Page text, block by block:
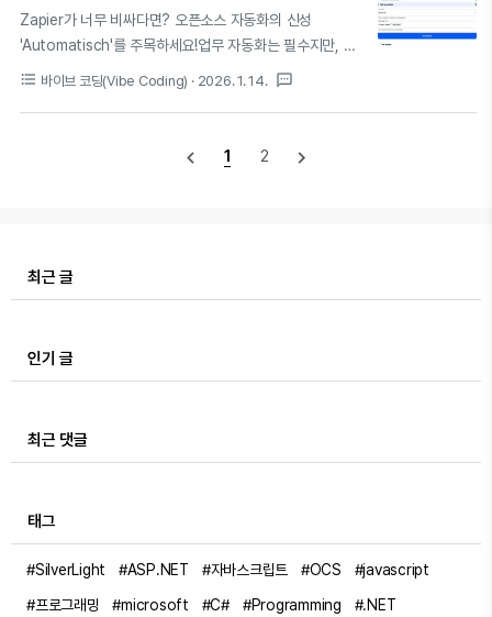
담긴 글을 바탕으로 실제 작동하는 앱을 만들어주고,
Nano Banana가 이미지를 생성해줘서 화면처럼 예쁘게
질문/답변만 하는 정도만 활용하는 분들에게, App을 만들
어 볼 수 있는 실질적인 예시를 보여드리는데 목적이 있습
Zapier가 너무 비싸다면? 오픈소스 자동화의 신성
'Automatisch'를 주목하세요!업무 자동화는 필수지만, 매
달 나가는 Zapier 구독료가 부담스러우셨나요? 데이터 보
토마티쉬)를 만나보세요.1. 자동화는 좋은데, 비용이 왜 이
렇게 비쌀까?우리는 흔히 업무 효율을 높이기 위해 Zapier
수준으로 업그레이드하면 월 수십만 원 이상의 비용이 발생
하기도 합니다. 게다가 기업 입장에서는 우리 회사의 소중
format_list_bulleted 바이브 코딩(Vibe Coding) · 2026. 1. 14. textsms
navigate_before 1 2 navigate_next
최근 글
인기 글
최근 댓글
태그
#SilverLight #ASP.NET #자바스크립트 #OCS
#javascript
#프로그래밍
#microsoft #C# #Programming #.NET